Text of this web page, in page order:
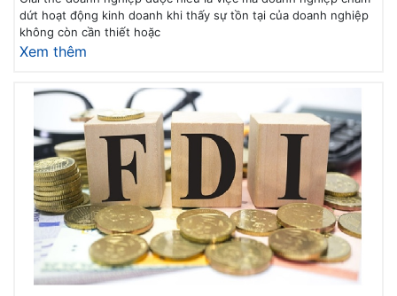
dứt hoạt động kinh doanh khi thấy sự tồn tại của doanh nghiệp
không còn cần thiết hoặc
Xem thêm